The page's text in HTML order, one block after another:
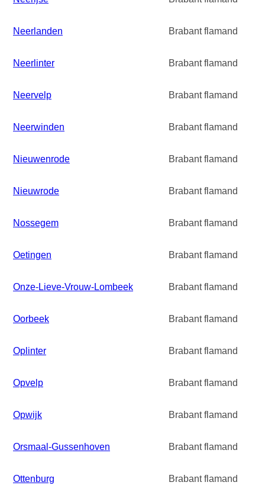
Neerlanden Brabant flamand
Neerlinter Brabant flamand
Neervelp Brabant flamand
Neerwinden Brabant flamand
Nieuwenrode Brabant flamand
Nieuwrode Brabant flamand
Nossegem Brabant flamand
Oetingen Brabant flamand
Onze-Lieve-Vrouw-Lombeek Brabant flamand
Oorbeek Brabant flamand
Oplinter Brabant flamand
Opvelp Brabant flamand
Opwijk Brabant flamand
Orsmaal-Gussenhoven Brabant flamand
Ottenburg Brabant flamand